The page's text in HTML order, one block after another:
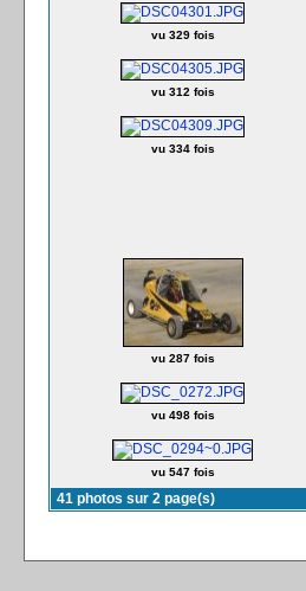
vu 329 fois
vu 312 fois
vu 334 fois
vu 287 fois
vu 498 fois
vu 547 fois
41 photos sur 2 page(s)